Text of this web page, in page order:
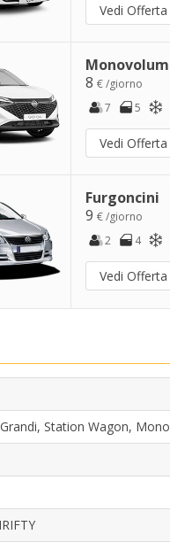
Vedi Offerta
8 € /giorno
7
5
Vedi Offerta
Furgoncini
9 € /giorno
2
4
Vedi Offerta
Station Wagon,